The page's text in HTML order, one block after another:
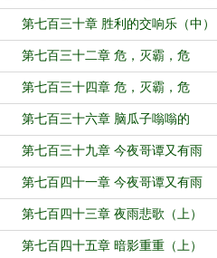
大（下）
第七百三十章 胜利的交响乐（中）
第七百三十二章 危，灭霸，危
（上）
第七百三十四章 危，灭霸，危
（下）
第七百三十六章 脑瓜子嗡嗡的
（中）
第七百三十九章 今夜哥谭又有雨
（上）
第七百四十一章 今夜哥谭又有雨
（下）
第七百四十三章 夜雨悲歌（上）
第七百四十五章 暗影重重（上）